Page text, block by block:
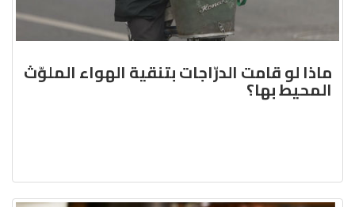
ماذا لو قامت الدرّاجات بتنقية الهواء الملوّث
المحيط بها؟